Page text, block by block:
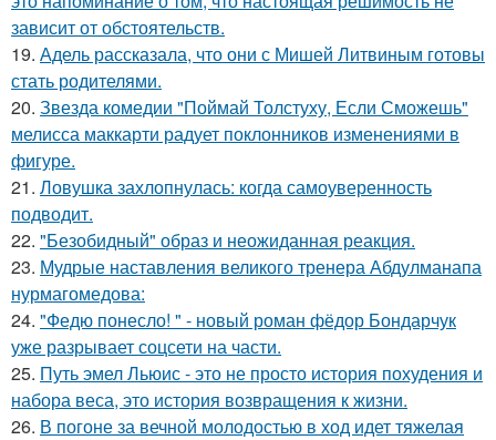
зависит от обстоятельств.
19. Адель рассказала, что они с Мишей Литвиным готовы
стать родителями.
20. Звезда комедии "Поймай Толстуху, Если Сможешь"
мелисса маккарти радует поклонников изменениями в
фигуре.
21. Ловушка захлопнулась: когда самоуверенность
подводит.
22. "Безобидный" образ и неожиданная реакция.
23. Мудрые наставления великого тренера Абдулманапа
нурмагомедова:
24. "Федю понесло! " - новый роман фёдор Бондарчук
уже разрывает соцсети на части.
25. Путь эмел Льюис - это не просто история похудения и
набора веса, это история возвращения к жизни.
26. В погоне за вечной молодостью в ход идет тяжелая